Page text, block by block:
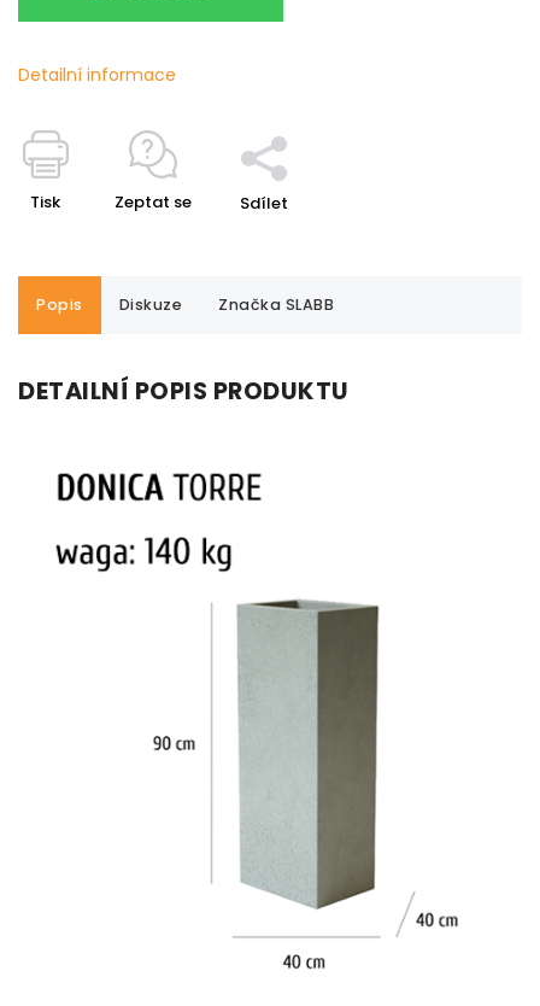
Detailní informace
Tisk Zeptat se Sdílet
Popis Diskuze Značka SLABB
DETAILNÍ POPIS PRODUKTU